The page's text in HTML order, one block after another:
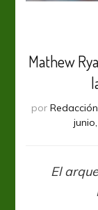
Mathew
por
El